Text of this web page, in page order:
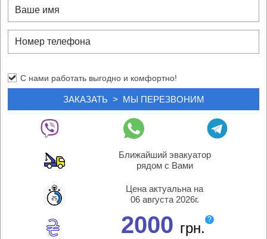
у
С нами работать выгодно и комфортно!
Ближайший эвакуатор
рядом с Вами
Цена актуальна на
06 августа 2026г.
2000 грн.
?